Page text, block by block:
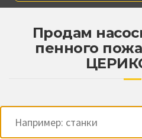
Продам
пенного